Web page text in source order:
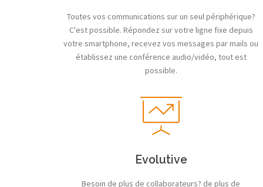
Toutes vos communications sur un seul périphérique?
C'est possible. Répondez sur votre ligne fixe depuis
votre smartphone, recevez vos messages par mails ou
établissez une conférence audio/vidéo, tout est
possible.
Evolutive
Besoin de plus de collaborateurs? de plus de